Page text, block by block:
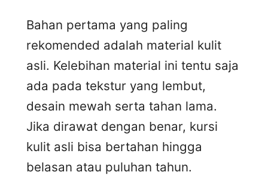
Bahan pertama yang paling
rekomended adalah material kulit
asli. Kelebihan material ini tentu saja
ada pada tekstur yang lembut,
desain mewah serta tahan lama.
Jika dirawat dengan benar, kursi
kulit asli bisa bertahan hingga
belasan atau puluhan tahun.